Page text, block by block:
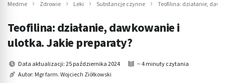
Medme Zdrowie Leki Substancje czynne Teofilina: działanie,
Teofilina: działanie, dawkowanie i
ulotka. Jakie preparaty?
Data aktualizacji: 25 października 2024
~ 4 minuty czytania
Autor: Mgr farm. Wojciech Ziółkowski